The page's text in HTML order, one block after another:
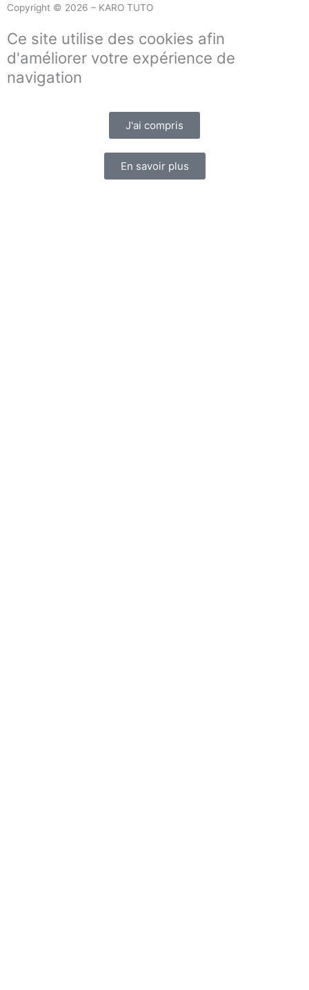
Copyright © 2026 – KARO TUTO
Ce site utilise des cookies afin
d'améliorer votre expérience de
navigation
J'ai compris
En savoir plus